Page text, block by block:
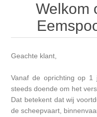
Welkom
Geachte klant,
Vanaf de oprichting op
steeds doende om het
Dat betekent dat wij
de scheepvaart,